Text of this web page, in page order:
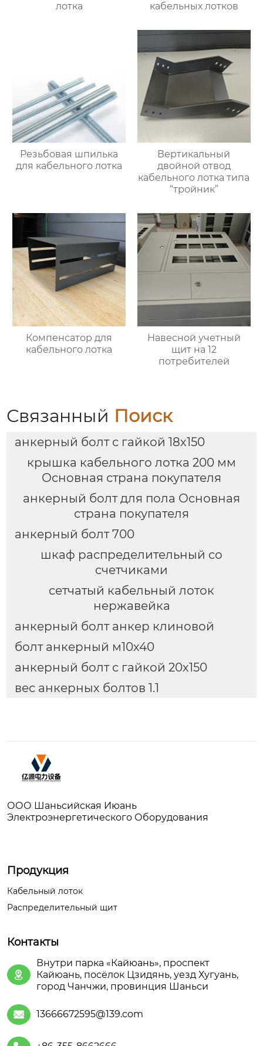
лотка
кабельных лотков
Резьбовая шпилька
для кабельного лотка
Вертикальный
двойной отвод
кабельного лотка типа
“тройник”
Компенсатор для
кабельного лотка
Навесной учетный
щит на 12
потребителей
Связанный Поиск
анкерный болт с гайкой 18х150
крышка кабельного лотка 200 мм
Основная страна покупателя
анкерный болт для пола Основная
страна покупателя
анкерный болт 700
шкаф распределительный со
счетчиками
сетчатый кабельный лоток
нержавейка
анкерный болт анкер клиновой
болт анкерный м10х40
анкерный болт с гайкой 20х150
вес анкерных болтов 1.1
ООО Шаньсийская Июань
Электроэнергетического Оборудования
Продукция
Кабельный лоток
Распределительный щит
Контакты

Внутри парка «Кайюань», проспект
Кайюань, посёлок Цзидянь, уезд Хугуань,
город Чанчжи, провинция Шаньси
 13666672595@139.com